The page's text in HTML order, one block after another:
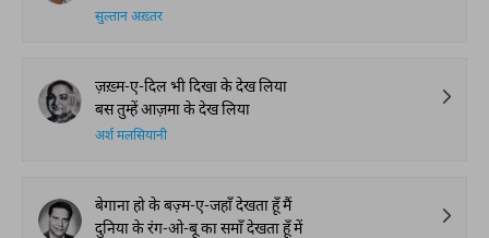
सुल्तान अख़्तर
ज़ख़्म-ए-दिल भी दिखा के देख लिया
बस तुम्हें आज़मा के देख लिया
अर्श मलसियानी
बेगाना हो के बज़्म-ए-जहाँ देखता हूँ मैं
दुनिया के रंग-ओ-बू का समाँ देखता हूँ में